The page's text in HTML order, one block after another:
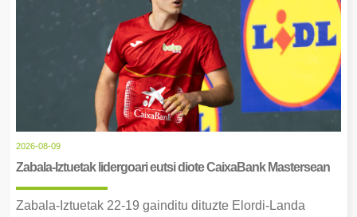
2026-08-09
Zabala-Iztuetak lidergoari eutsi diote CaixaBank Mastersean
Zabala-Iztuetak 22-19 gainditu dituzte Elordi-Landa